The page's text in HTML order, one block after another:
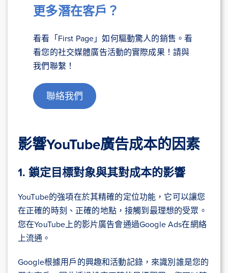
更多潛在客戶？
看看「First Page」如何驅動驚人的銷售。看
看您的社交媒體廣告活動的實際成果！請與
我們聯繫！
聯絡我們
影響YouTube廣告成本的因素
1. 鎖定目標對象與其對成本的影響
YouTube的強項在於其精確的定位功能，它可以讓您
在正確的時刻、正確的地點，接觸到最理想的受眾。
您在YouTube上的影片廣告會通過Google Ads在網絡
上流通。
Google根據用戶的興趣和活動記錄，來識別誰是您的